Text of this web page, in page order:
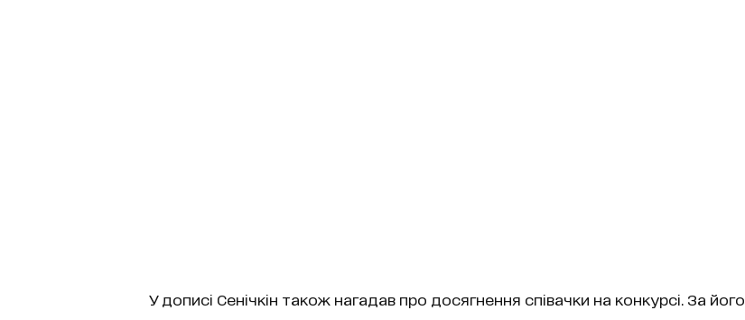
У дописі Сенічкін також нагадав про досягнення співачки на конкурсі. За його